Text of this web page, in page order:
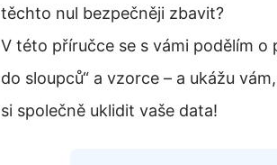
těchto nul bezpečněji zbavit?
V této příručce se s vámi podělím o
do sloupců“ a vzorce – a ukážu
si společně uklidit vaše data!